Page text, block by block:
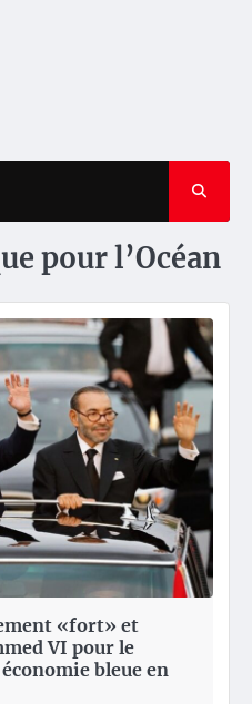
pour l’Océan
«fort» et
VI pour le
bleue en